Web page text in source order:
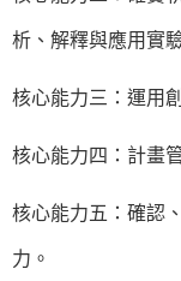
析、解釋與應用實
核心能力三：運用
核心能力四：計畫
核心能力五：確認
力。